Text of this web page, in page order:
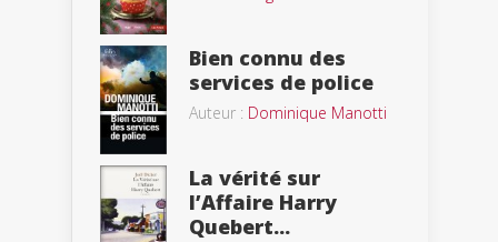
Bien connu des
services de police
Auteur : Dominique Manotti
La vérité sur
l’Affaire Harry
Quebert...